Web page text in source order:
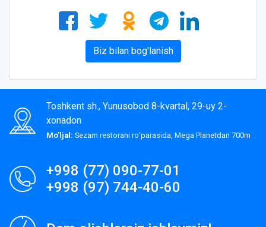
Biz bilan bog'lanish
Toshkent sh., Yunusobod 8-kvartal, 29-uy 2-
xonadon
Mo'ljal: Sezam restorani roʻparasida, Mega Planetdan 700m
+998 (77) 090-77-01
+998 (97) 744-40-60